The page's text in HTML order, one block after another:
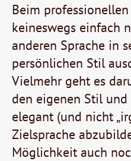
Beim
keineswegs einfach
anderen Sprache in
persönlichen Stil
Vielmehr geht es
den eigenen Stil
elegant (und nicht
Zielsprache
Möglichkeit auch